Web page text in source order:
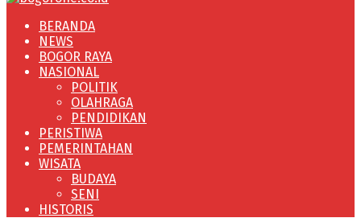
BERANDA
NEWS
BOGOR RAYA
NASIONAL
POLITIK
OLAHRAGA
PENDIDIKAN
PERISTIWA
PEMERINTAHAN
WISATA
BUDAYA
SENI
HISTORIS